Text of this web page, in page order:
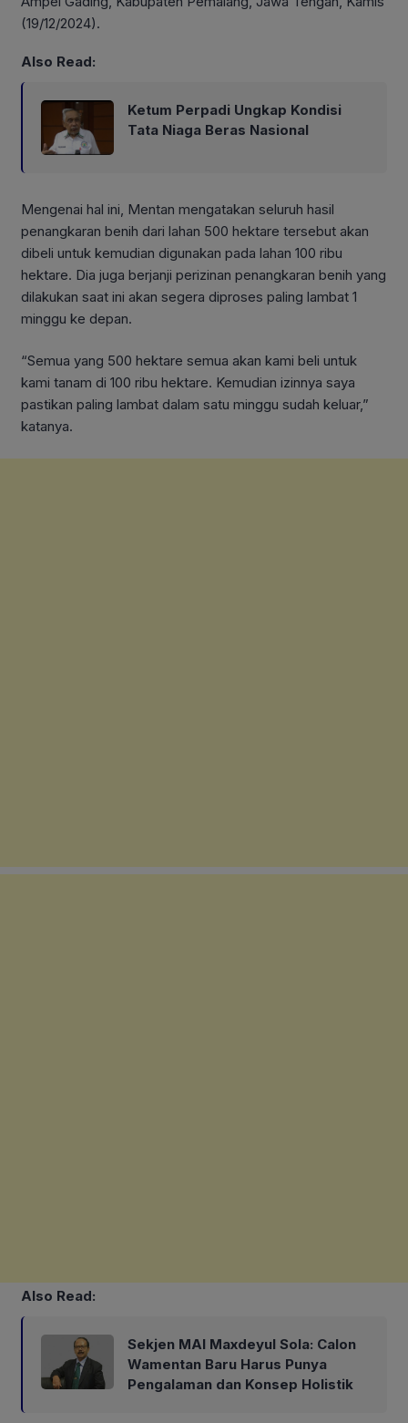
(19/12/2024).
Also Read:
Ketum Perpadi Ungkap Kondisi
Tata Niaga Beras Nasional
Mengenai hal ini, Mentan mengatakan seluruh hasil
penangkaran benih dari lahan 500 hektare tersebut akan
dibeli untuk kemudian digunakan pada lahan 100 ribu
hektare. Dia juga berjanji perizinan penangkaran benih yang
dilakukan saat ini akan segera diproses paling lambat 1
minggu ke depan.
“Semua yang 500 hektare semua akan kami beli untuk
kami tanam di 100 ribu hektare. Kemudian izinnya saya
pastikan paling lambat dalam satu minggu sudah keluar,”
katanya.
Also Read:
Sekjen MAI Maxdeyul Sola: Calon
Wamentan Baru Harus Punya
Pengalaman dan Konsep Holistik